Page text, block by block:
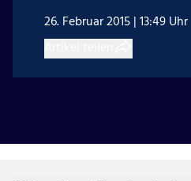
26. Februar 2015 | 13:49 Uhr